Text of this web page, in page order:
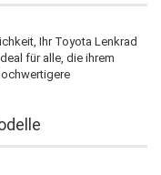
Ihr Toyota Lenkrad
für alle, die ihrem